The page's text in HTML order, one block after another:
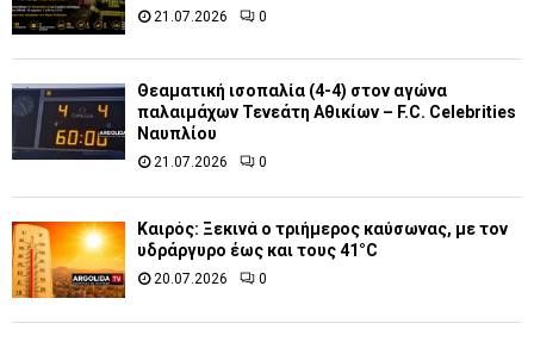
21.07.2026 0
Θεαματική ισοπαλία (4-4) στον αγώνα
παλαιμάχων Τενεάτη Αθικίων – F.C. Celebrities
Ναυπλίου
21.07.2026 0
Καιρός: Ξεκινά ο τριήμερος καύσωνας, με τον
υδράργυρο έως και τους 41°C
20.07.2026 0